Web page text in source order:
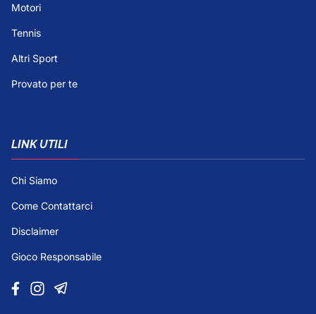
Motori
Tennis
Altri Sport
Provato per te
LINK UTILI
Chi Siamo
Come Contattarci
Disclaimer
Gioco Responsabile